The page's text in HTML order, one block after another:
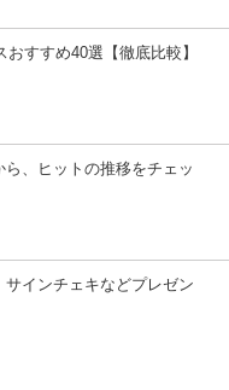
すすめ40選【徹底比較】
、ヒットの推移をチェッ
インチェキなどプレゼン